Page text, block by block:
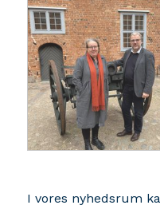
I vores nyhedsrum